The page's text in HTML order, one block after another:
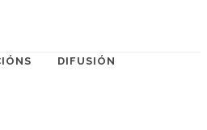
DIFUSIÓN